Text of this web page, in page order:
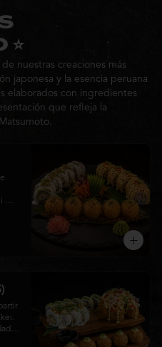
nuestras creaciones más
japonesa y la esencia peruana
elaborados con ingredientes
que refleja la